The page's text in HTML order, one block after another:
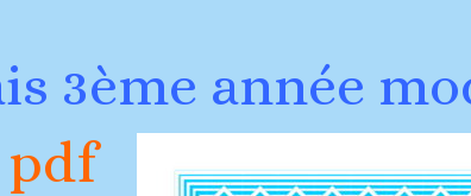
3ème année
pdf